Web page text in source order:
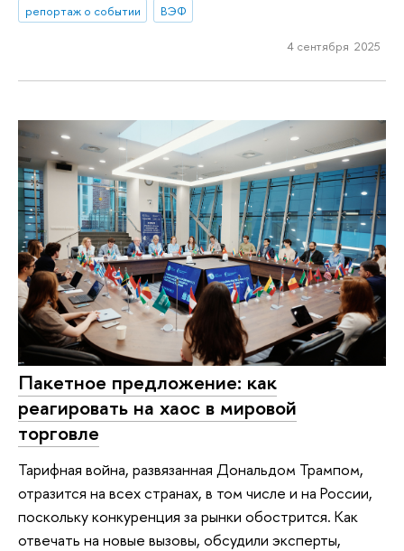
репортаж о событии
ВЭФ
4 сентября 2025
Пакетное предложение: как
реагировать на хаос в мировой
торговле
Тарифная война, развязанная Дональдом Трампом,
отразится на всех странах, в том числе и на России,
поскольку конкуренция за рынки обострится. Как
отвечать на новые вызовы, обсудили эксперты,